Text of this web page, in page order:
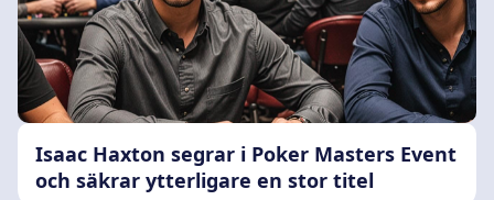
Isaac Haxton segrar i Poker Masters Event
och säkrar ytterligare en stor titel